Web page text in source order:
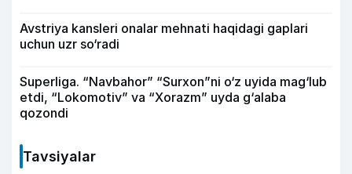
Avstriya kansleri onalar mehnati haqidagi gaplari
uchun uzr so‘radi
Superliga. “Navbahor” “Surxon”ni o‘z uyida mag‘lub
etdi, “Lokomotiv” va “Xorazm” uyda g‘alaba
qozondi
Tavsiyalar